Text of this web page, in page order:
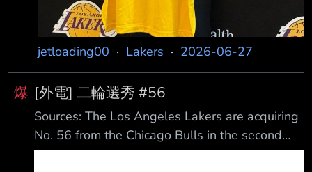
jetloading00 · Lakers · 2026-06-27
爆 [外電] 二輪選秀 #56
Sources: The Los Angeles Lakers are acquiring
No. 56 from the Chicago Bulls in the second
round of the NBA draft tonight at 8 pm ET on